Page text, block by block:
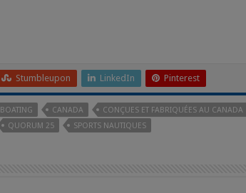
Stumbleupon LinkedIn Pinterest
BOATING CANADA
CONÇUES ET FABRIQUÉES AU CANADA
QUORUM 25 SPORTS NAUTIQUES